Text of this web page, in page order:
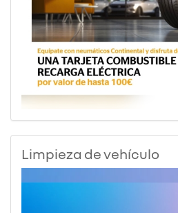
Limpieza de vehículo